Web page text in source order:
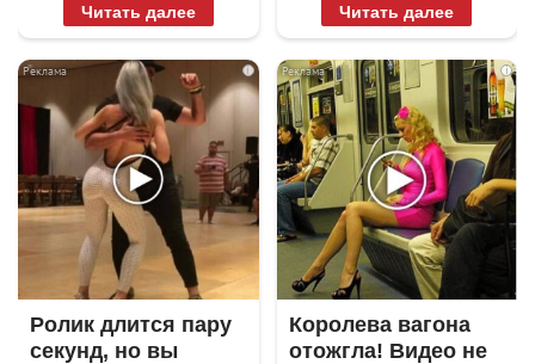
Читать далее Читать далее
i
Ролик длится пару
секунд, но вы
i
Королева вагона
отожгла! Видео не